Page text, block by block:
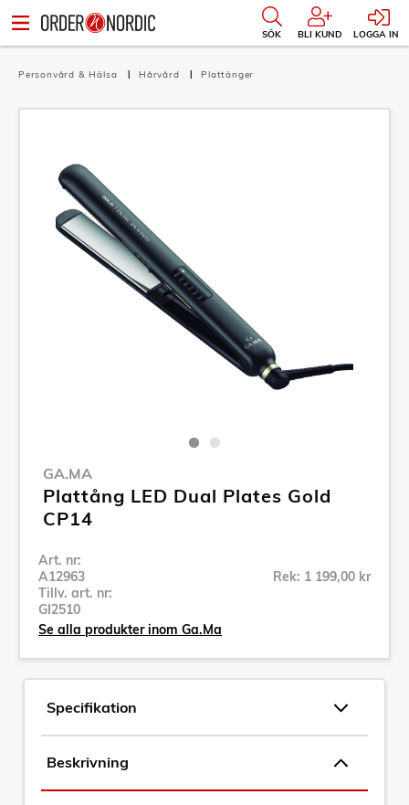
SÖK BLI KUND LOGGA IN
Personvård & Hälsa Hårvård Plattänger
GA.MA
Plattång LED Dual Plates Gold
CP14
Art. nr:
A12963
Tillv. art. nr:
GI2510
Rek: 1 199,00 kr
Se alla produkter inom Ga.Ma
Specifikation
Beskrivning